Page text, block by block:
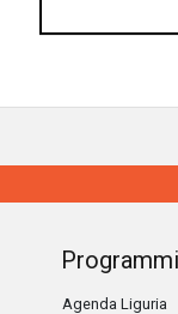
Programmi
Agenda Liguria